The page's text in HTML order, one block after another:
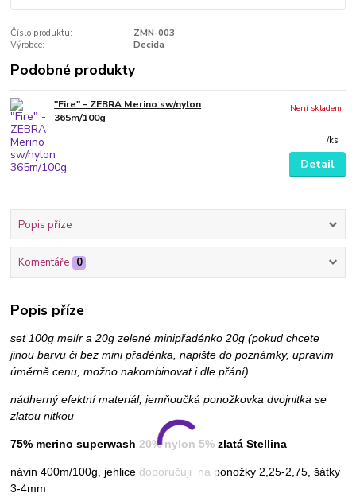
Číslo produktu:
ZMN-003
Výrobce:
Decida
Podobné produkty
"Fire" - ZEBRA Merino sw/nylon
365m/100g
/ks
Není skladem
Detail
Popis příze
Komentáře 0
Popis příze
set 100g melír a 20g zelené minipřadénko 20g (pokud chcete
jinou barvu či bez mini přadénka, napište do poznámky, upravím
úměrně cenu, možno nakombinovat i dle přání)
nádherný efektní materiál, jemňoučká ponožkovka dvojnitka se
zlatou nitkou
75% merino superwash 20% nylon 5% zlatá Stellina
návin 400m/100g, jehlice doporučuji na ponožky 2,25-2,75, šátky
3-4mm